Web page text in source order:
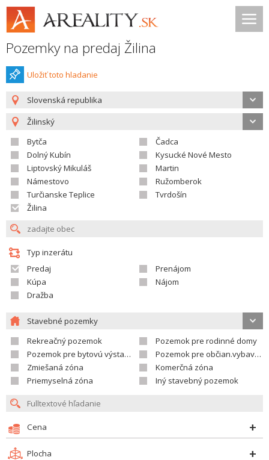
Pozemky na predaj Žilina
Uložiť toto hladanie
Slovenská republika
Žilinský
Bytča
Čadca
Dolný Kubín
Kysucké Nové Mesto
Liptovský Mikuláš
Martin
Námestovo
Ružomberok
Turčianske Teplice
Tvrdošín
Žilina
Typ inzerátu
Predaj
Prenájom
Kúpa
Nájom
Dražba
Stavebné pozemky
Rekreačný pozemok
Pozemok pre rodinné domy
Pozemok pre bytovú výstavbu
Pozemok pre občian.vybavenosť
Zmiešaná zóna
Komerčná zóna
Priemyselná zóna
Iný stavebný pozemok
Cena
Plocha